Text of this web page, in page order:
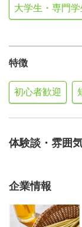
大学生・専門学
特徴
初心者歓迎
体験談・雰囲
企業情報